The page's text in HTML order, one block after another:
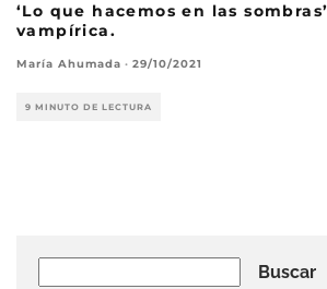
‘Lo que hacemos en las
vampírica.
María Ahumada · 29/10/2021
9 MINUTO DE LECTURA
Buscar